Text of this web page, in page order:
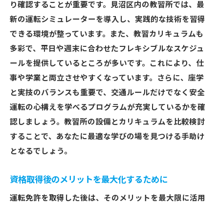
プロが推薦する教習所の選定ポイント
り確認することが重要です。見沼区内の教習所では、最
新の運転シミュレーターを導入し、実践的な技術を習得
できる環境が整っています。また、教習カリキュラムも
多彩で、平日や週末に合わせたフレキシブルなスケジュ
ールを提供しているところが多いです。これにより、仕
事や学業と両立させやすくなっています。さらに、座学
と実技のバランスも重要で、交通ルールだけでなく安全
運転の心構えを学べるプログラムが充実しているかを確
認しましょう。教習所の設備とカリキュラムを比較検討
することで、あなたに最適な学びの場を見つける手助け
となるでしょう。
資格取得後のメリットを最大化するために
運転免許を取得した後は、そのメリットを最大限に活用